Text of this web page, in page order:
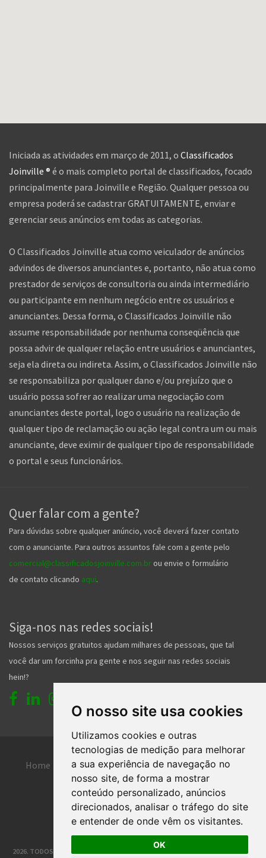
O nosso site usa cookies
Utilizamos cookies e outras
tecnologias de medição para melhorar
a sua experiência de navegação no
nosso site, de forma a mostrar
conteúdo personalizado, anúncios
direcionados, analisar o tráfego do site
e entender de onde vêm os visitantes.
OK
Iniciada as atividades em março de 2011, o Classificados
Joinville ® é o mais completo portal de classificados, focado
principalmente para Joinville e Região. Qualquer pessoa ou
empresa poderá se cadastrar GRATUITAMENTE, enviar e
gerenciar seus anúncios em todas as categorias.
O Classificados Joinville atua como veiculador de anúncios
advindos de diversos anunciantes e, portanto, não atua como
prestador de serviços de consultoria ou ainda intermediário
ou participante em nenhum negócio entre os usuários e
anunciantes. Dessa forma, o Classificados Joinville não
assume responsabilidade por nenhuma conseqüência que
possa advir de qualquer relação entre usuários e anunciantes,
seja ela direta ou indireta. Assim, o Classificados Joinville não
se responsabiliza por qualquer dano e/ou prejuízo que o
usuário possa sofrer ao realizar uma negociação com
anunciantes deste portal, logo o usuário na realização de
qualquer tipo de reclamação ou ação legal contra um ou mais
anunciante, deve eximir de qualquer tipo de responsabilidade
o portal e seus funcionários.
Quer falar com a gente?
Para dúvidas sobre qualquer anúncio, você deverá fazer contato
com o anunciante. Para outros assuntos fale com a gente pelo
comercial@classificadosjoinville.com.br ou envie o formulário
de contato clicando aqui.
Siga-nos nas redes sociais!
Nossos serviços gratuitos ajudam milhares de pessoas, que tal
você dar um forcinha pra gente e nos seguir nas redes sociais
hein!?
Home Entrar Faça seu cadastro
Contato Central de ajuda
Termos de uso Inserir anúncio grátis
2026. TODOS OS DIREITOS RESERVADOS. | DESENVOLVIMENTO E HOSPEDAGEM